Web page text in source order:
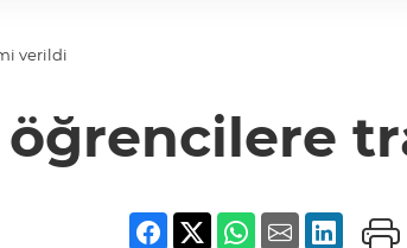
verildi
öğrencilere